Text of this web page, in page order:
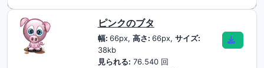
ピンクのブタ
幅: 66px, 高さ: 66px, サイズ:
38kb
見られる: 76.540 回